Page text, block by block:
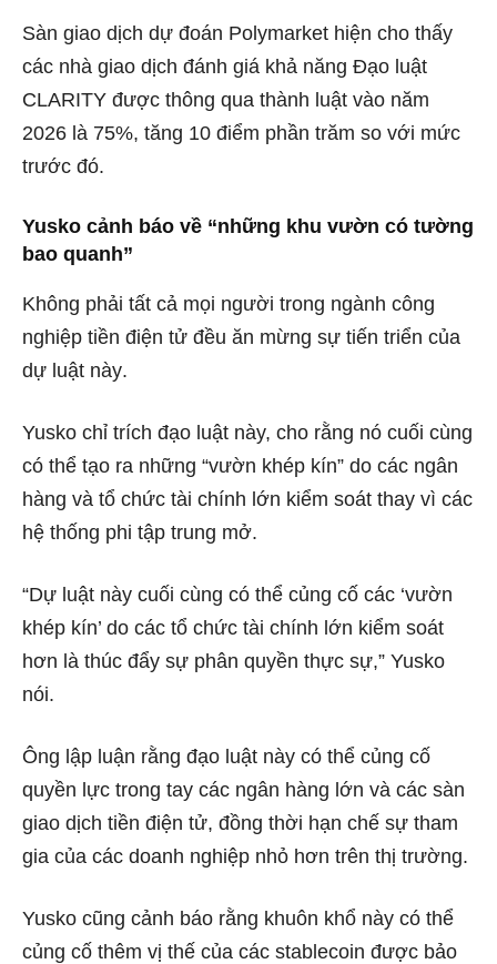
Sàn giao dịch dự đoán Polymarket hiện cho thấy
các nhà giao dịch đánh giá khả năng Đạo luật
CLARITY được thông qua thành luật vào năm
2026 là 75%, tăng 10 điểm phần trăm so với mức
trước đó.
Yusko cảnh báo về “những khu vườn có tường
bao quanh”
Không phải tất cả mọi người trong ngành công
nghiệp tiền điện tử đều ăn mừng sự tiến triển của
dự luật này.
Yusko chỉ trích đạo luật này, cho rằng nó cuối cùng
có thể tạo ra những “vườn khép kín” do các ngân
hàng và tổ chức tài chính lớn kiểm soát thay vì các
hệ thống phi tập trung mở.
“Dự luật này cuối cùng có thể củng cố các ‘vườn
khép kín’ do các tổ chức tài chính lớn kiểm soát
hơn là thúc đẩy sự phân quyền thực sự,” Yusko
nói.
Ông lập luận rằng đạo luật này có thể củng cố
quyền lực trong tay các ngân hàng lớn và các sàn
giao dịch tiền điện tử, đồng thời hạn chế sự tham
gia của các doanh nghiệp nhỏ hơn trên thị trường.
Yusko cũng cảnh báo rằng khuôn khổ này có thể
củng cố thêm vị thế của các stablecoin được bảo